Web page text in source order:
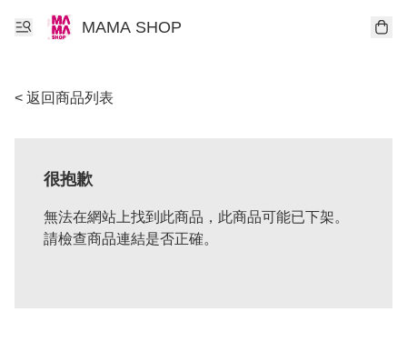
MAMA SHOP
< 返回商品列表
很抱歉
無法在網站上找到此商品，此商品可能已下架。
請檢查商品連結是否正確。